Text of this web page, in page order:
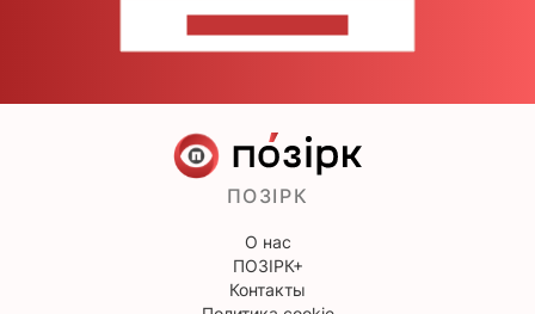
ПОЗІРК
О нас
ПОЗІРК+
Контакты